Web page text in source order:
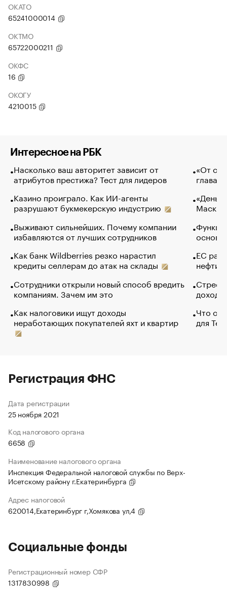
ОКАТО
65241000014
ОКТМО
65722000211
ОКФС
16
ОКОГУ
4210015
Интересное на РБК
Насколько ваш авторитет зависит от
атрибутов престижа? Тест для лидеров
Казино проиграло. Как ИИ-агенты
разрушают букмекерскую индустрию
Выживают сильнейших. Почему компании
избавляются от лучших сотрудников
Как банк Wildberries резко нарастил
кредиты селлерам до атак на склады
Сотрудники открыли новый способ вредить
компаниям. Зачем им это
Как налоговики ищут доходы
неработающих покупателей яхт и квартир
«От
глава
Маск в
основ
ЕС
нефти
Что
для
Регистрация ФНС
Дата регистрации
25 ноября 2021
Код налогового органа
6658
Наименование налогового органа
Инспекция Федеральной налоговой службы по Верх-
Исетскому району г.Екатеринбурга
Адрес налоговой
620014,Екатеринбург г,Хомякова ул,4
Социальные фонды
Регистрационный номер СФР
1317830998